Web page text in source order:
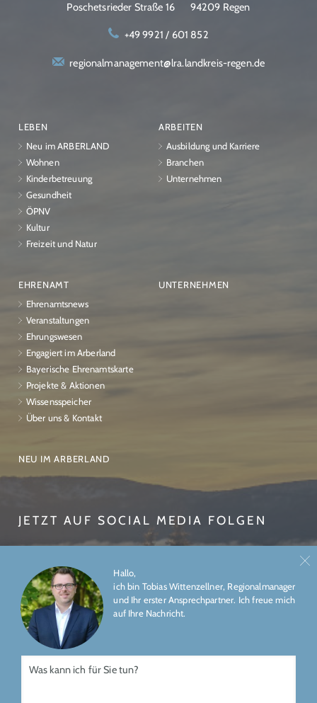
Hallo,
ich bin Tobias Wittenzellner, Regionalmanager
und Ihr erster Ansprechpartner. Ich freue mich
auf Ihre Nachricht.
Poschetsrieder Straße 16
94209 Regen
+49 9921 / 601 852
regionalmanagement@lra.landkreis-regen.de
LEBEN
Neu im ARBERLAND
Wohnen
Kinderbetreuung
Gesundheit
ÖPNV
Kultur
Freizeit und Natur
ARBEITEN
Ausbildung und Karriere
Branchen
Unternehmen
EHRENAMT
Ehrenamtsnews
Veranstaltungen
Ehrungswesen
Engagiert im Arberland
Bayerische Ehrenamtskarte
Projekte & Aktionen
Wissensspeicher
Über uns & Kontakt
UNTERNEHMEN
NEU IM ARBERLAND
JETZT AUF SOCIAL MEDIA FOLGEN